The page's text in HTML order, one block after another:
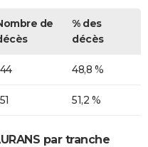
de
% des
décès
48,8 %
51,2 %
par tranche